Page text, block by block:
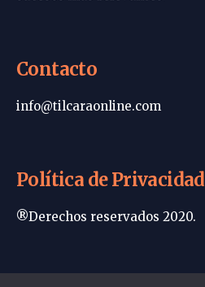
Contacto
info@tilcaraonline.com
Política de Privacidad
®Derechos reservados 2020.